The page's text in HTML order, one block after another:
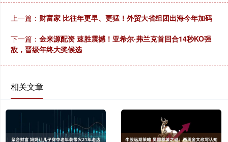
上一篇： 财富家 比往年更早、更猛！外贸大省组团出海今年加码
下一篇： 金来源配资 速胜震撼！亚希尔·弗兰克首回合14秒KO强
敌，晋级年终大奖候选
相关文章